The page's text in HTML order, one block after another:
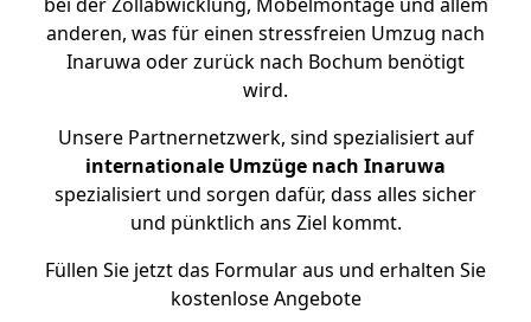
anderen, was für einen stressfreien Umzug nach
Inaruwa oder zurück nach Bochum benötigt
wird.
Unsere Partnernetzwerk, sind spezialisiert auf
internationale Umzüge nach Inaruwa
spezialisiert und sorgen dafür, dass alles sicher
und pünktlich ans Ziel kommt.
Füllen Sie jetzt das Formular aus und erhalten Sie
kostenlose Angebote